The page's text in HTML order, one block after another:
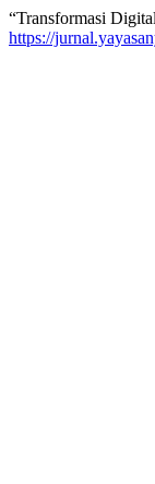
“Transformasi
https://